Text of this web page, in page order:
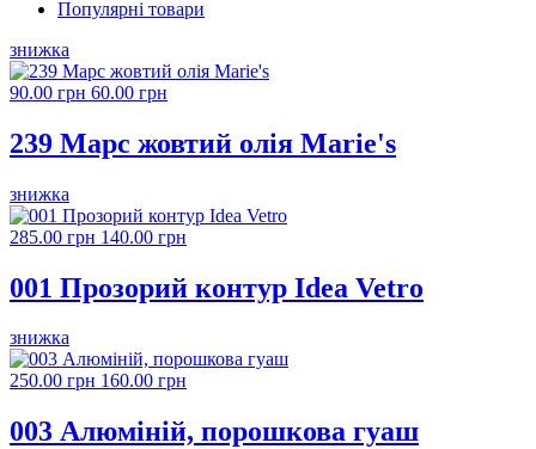
Популярні товари
знижка
90.00 грн 60.00 грн
239 Марс жовтий олія Marie's
знижка
285.00 грн 140.00 грн
001 Прозорий контур Idea Vetro
знижка
250.00 грн 160.00 грн
003 Алюміній, порошкова гуаш